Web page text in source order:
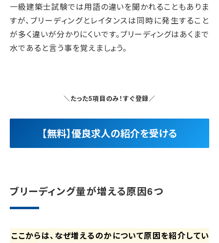
一級建築士試験では用語の違いを聞かれることもありま
すが、ブリーディングとレイタンスは同時に発生すること
が多く違いが分かりにくいです。ブリーディングはあくまで
水であると言う事を覚えましょう。
＼たった5項目のみ！すぐ登録／
【無料】優良求人の紹介を受ける
ブリーディング量が増える原因6つ
ここからは、なぜ増えるのかについて原因を紹介してい